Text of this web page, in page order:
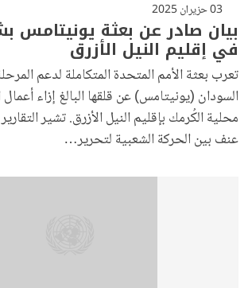
03 حزيران 2025
بيان صادر عن بعثة يونيتامس
في إقليم النيل الأزرق
تعرب بعثة الأمم المتحدة المتكاملة لدعم
السودان (يونيتامس) عن قلقها البالغ إزاء
محلية الكُرمك بإقليم النيل الأزرق. تشير
عنف بين الحركة الشعبية لتحرير…